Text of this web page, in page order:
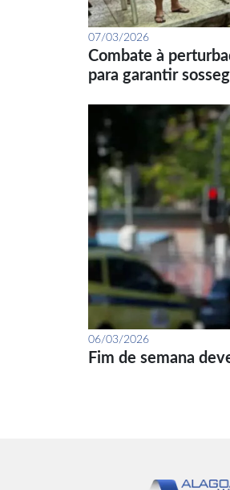
07/03/2026
Combate à
para garantir
06/03/2026
Fim de semana